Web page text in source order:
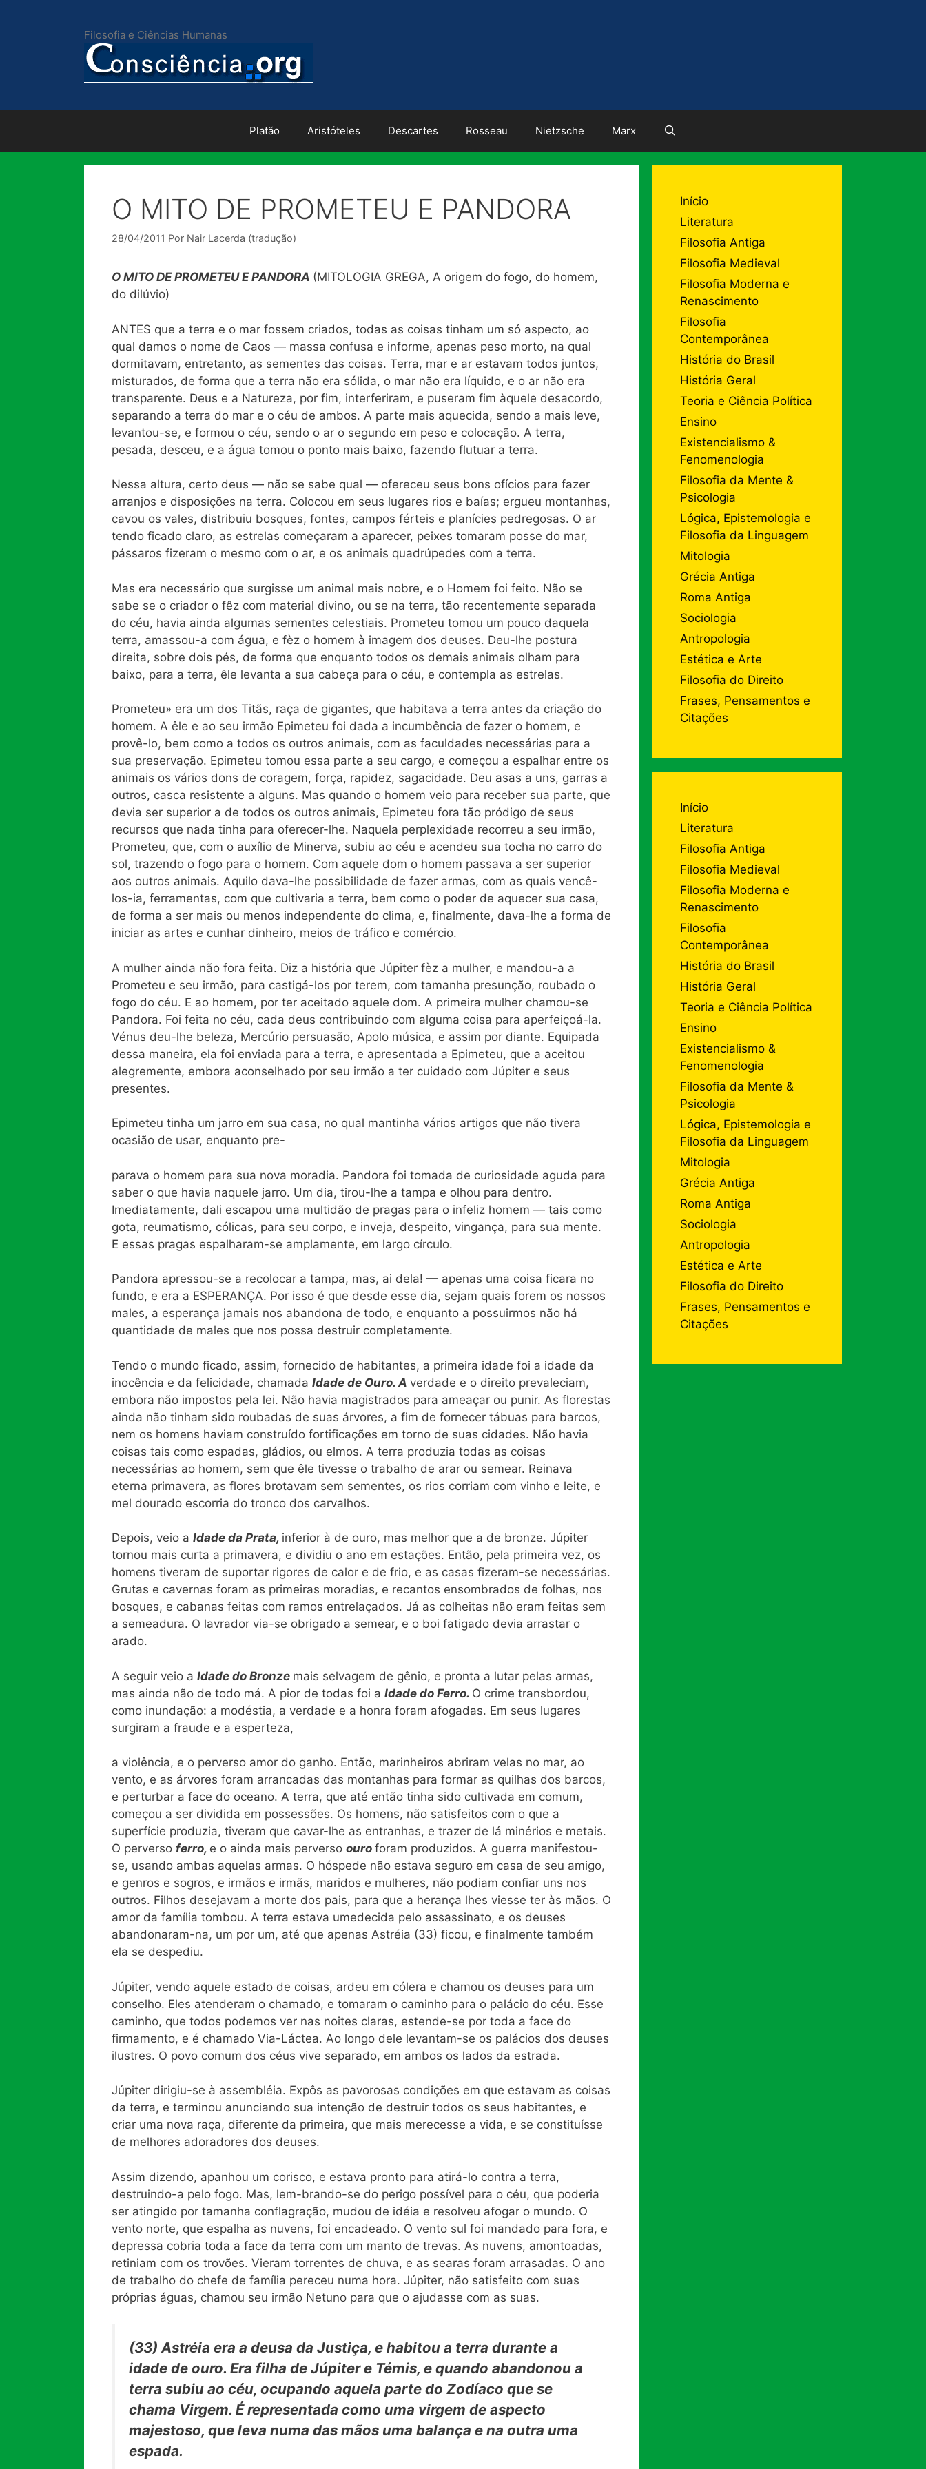
Filosofia e Ciências Humanas
Platão Aristóteles Descartes Rosseau Nietzsche Marx
O MITO DE PROMETEU E PANDORA
28/04/2011 Por Nair Lacerda (tradução)
O MITO DE PROMETEU E PANDORA (MITOLOGIA GREGA, A origem do fogo, do homem,
do dilúvio)
ANTES que a terra e o mar fossem criados, todas as coisas tinham um só aspecto, ao
qual damos o nome de Caos — massa confusa e informe, apenas peso morto, na qual
dormitavam, entretanto, as sementes das coisas. Terra, mar e ar estavam todos juntos,
misturados, de forma que a terra não era sólida, o mar não era líquido, e o ar não era
transparente. Deus e a Natureza, por fim, interferiram, e puseram fim àquele desacordo,
separando a terra do mar e o céu de ambos. A parte mais aquecida, sendo a mais leve,
levantou-se, e formou o céu, sendo o ar o segundo em peso e colocação. A terra,
pesada, desceu, e a água tomou o ponto mais baixo, fazendo flutuar a terra.
Nessa altura, certo deus — não se sabe qual — ofereceu seus bons ofícios para fazer
arranjos e disposições na terra. Colocou em seus lugares rios e baías; ergueu montanhas,
cavou os vales, distribuiu bosques, fontes, campos férteis e planícies pedregosas. O ar
tendo ficado claro, as estrelas começaram a aparecer, peixes tomaram posse do mar,
pássaros fizeram o mesmo com o ar, e os animais quadrúpedes com a terra.
Mas era necessário que surgisse um animal mais nobre, e o Homem foi feito. Não se
sabe se o criador o fêz com material divino, ou se na terra, tão recentemente separada
do céu, havia ainda algumas sementes celestiais. Prometeu tomou um pouco daquela
terra, amassou-a com água, e fèz o homem à imagem dos deuses. Deu-lhe postura
direita, sobre dois pés, de forma que enquanto todos os demais animais olham para
baixo, para a terra, êle levanta a sua cabeça para o céu, e contempla as estrelas.
Prometeu» era um dos Titãs, raça de gigantes, que habitava a terra antes da criação do
homem. A êle e ao seu irmão Epimeteu foi dada a incumbência de fazer o homem, e
provê-lo, bem como a todos os outros animais, com as faculdades necessárias para a
sua preservação. Epimeteu tomou essa parte a seu cargo, e começou a espalhar entre os
animais os vários dons de coragem, força, rapidez, sagacidade. Deu asas a uns, garras a
outros, casca resistente a alguns. Mas quando o homem veio para receber sua parte, que
devia ser superior a de todos os outros animais, Epimeteu fora tão pródigo de seus
recursos que nada tinha para oferecer-lhe. Naquela perplexidade recorreu a seu irmão,
Prometeu, que, com o auxílio de Minerva, subiu ao céu e acendeu sua tocha no carro do
sol, trazendo o fogo para o homem. Com aquele dom o homem passava a ser superior
aos outros animais. Aquilo dava-lhe possibilidade de fazer armas, com as quais vencê-
los-ia, ferramentas, com que cultivaria a terra, bem como o poder de aquecer sua casa,
de forma a ser mais ou menos independente do clima, e, finalmente, dava-lhe a forma de
iniciar as artes e cunhar dinheiro, meios de tráfico e comércio.
A mulher ainda não fora feita. Diz a história que Júpiter fèz a mulher, e mandou-a a
Prometeu e seu irmão, para castigá-los por terem, com tamanha presunção, roubado o
fogo do céu. E ao homem, por ter aceitado aquele dom. A primeira mulher chamou-se
Pandora. Foi feita no céu, cada deus contribuindo com alguma coisa para aperfeiçoá-la.
Vénus deu-lhe beleza, Mercúrio persuasão, Apolo música, e assim por diante. Equipada
dessa maneira, ela foi enviada para a terra, e apresentada a Epimeteu, que a aceitou
alegremente, embora aconselhado por seu irmão a ter cuidado com Júpiter e seus
presentes.
Epimeteu tinha um jarro em sua casa, no qual mantinha vários artigos que não tivera
ocasião de usar, enquanto pre-
parava o homem para sua nova moradia. Pandora foi tomada de curiosidade aguda para
saber o que havia naquele jarro. Um dia, tirou-lhe a tampa e olhou para dentro.
Imediatamente, dali escapou uma multidão de pragas para o infeliz homem — tais como
gota, reumatismo, cólicas, para seu corpo, e inveja, despeito, vingança, para sua mente.
E essas pragas espalharam-se amplamente, em largo círculo.
Pandora apressou-se a recolocar a tampa, mas, ai dela! — apenas uma coisa ficara no
fundo, e era a ESPERANÇA. Por isso é que desde esse dia, sejam quais forem os nossos
males, a esperança jamais nos abandona de todo, e enquanto a possuirmos não há
quantidade de males que nos possa destruir completamente.
Tendo o mundo ficado, assim, fornecido de habitantes, a primeira idade foi a idade da
inocência e da felicidade, chamada Idade de Ouro. A verdade e o direito prevaleciam,
embora não impostos pela lei. Não havia magistrados para ameaçar ou punir. As florestas
ainda não tinham sido roubadas de suas árvores, a fim de fornecer tábuas para barcos,
nem os homens haviam construído fortificações em torno de suas cidades. Não havia
coisas tais como espadas, gládios, ou elmos. A terra produzia todas as coisas
necessárias ao homem, sem que êle tivesse o trabalho de arar ou semear. Reinava
eterna primavera, as flores brotavam sem sementes, os rios corriam com vinho e leite, e
mel dourado escorria do tronco dos carvalhos.
Depois, veio a Idade da Prata, inferior à de ouro, mas melhor que a de bronze. Júpiter
tornou mais curta a primavera, e dividiu o ano em estações. Então, pela primeira vez, os
homens tiveram de suportar rigores de calor e de frio, e as casas fizeram-se necessárias.
Grutas e cavernas foram as primeiras moradias, e recantos ensombrados de folhas, nos
bosques, e cabanas feitas com ramos entrelaçados. Já as colheitas não eram feitas sem
a semeadura. O lavrador via-se obrigado a semear, e o boi fatigado devia arrastar o
arado.
A seguir veio a Idade do Bronze mais selvagem de gênio, e pronta a lutar pelas armas,
mas ainda não de todo má. A pior de todas foi a Idade do Ferro. O crime transbordou,
como inundação: a modéstia, a verdade e a honra foram afogadas. Em seus lugares
surgiram a fraude e a esperteza,
a violência, e o perverso amor do ganho. Então, marinheiros abriram velas no mar, ao
vento, e as árvores foram arrancadas das montanhas para formar as quilhas dos barcos,
e perturbar a face do oceano. A terra, que até então tinha sido cultivada em comum,
começou a ser dividida em possessões. Os homens, não satisfeitos com o que a
superfície produzia, tiveram que cavar-lhe as entranhas, e trazer de lá minérios e metais.
O perverso ferro, e o ainda mais perverso ouro foram produzidos. A guerra manifestou-
se, usando ambas aquelas armas. O hóspede não estava seguro em casa de seu amigo,
e genros e sogros, e irmãos e irmãs, maridos e mulheres, não podiam confiar uns nos
outros. Filhos desejavam a morte dos pais, para que a herança lhes viesse ter às mãos. O
amor da família tombou. A terra estava umedecida pelo assassinato, e os deuses
abandonaram-na, um por um, até que apenas Astréia (33) ficou, e finalmente também
ela se despediu.
Júpiter, vendo aquele estado de coisas, ardeu em cólera e chamou os deuses para um
conselho. Eles atenderam o chamado, e tomaram o caminho para o palácio do céu. Esse
caminho, que todos podemos ver nas noites claras, estende-se por toda a face do
firmamento, e é chamado Via-Láctea. Ao longo dele levantam-se os palácios dos deuses
ilustres. O povo comum dos céus vive separado, em ambos os lados da estrada.
Júpiter dirigiu-se à assembléia. Expôs as pavorosas condições em que estavam as coisas
da terra, e terminou anunciando sua intenção de destruir todos os seus habitantes, e
criar uma nova raça, diferente da primeira, que mais merecesse a vida, e se constituísse
de melhores adoradores dos deuses.
Assim dizendo, apanhou um corisco, e estava pronto para atirá-lo contra a terra,
destruindo-a pelo fogo. Mas, lem-brando-se do perigo possível para o céu, que poderia
ser atingido por tamanha conflagração, mudou de idéia e resolveu afogar o mundo. O
vento norte, que espalha as nuvens, foi encadeado. O vento sul foi mandado para fora, e
depressa cobria toda a face da terra com um manto de trevas. As nuvens, amontoadas,
retiniam com os trovões. Vieram torrentes de chuva, e as searas foram arrasadas. O ano
de trabalho do chefe de família pereceu numa hora. Júpiter, não satisfeito com suas
próprias águas, chamou seu irmão Netuno para que o ajudasse com as suas.
(33)Astréia era a deusa da Justiça, e habitou a terra durante a
idade de ouro. Era filha de Júpiter e Témis, e quando abandonou a
terra subiu ao céu, ocupando aquela parte do Zodíaco que se
chama Virgem. É representada como uma virgem de aspecto
majestoso, que leva numa das mãos uma balança e na outra uma
espada.
Início
Literatura
Filosofia Antiga
Filosofia Medieval
Filosofia Moderna e
Renascimento
Filosofia
Contemporânea
História do Brasil
História Geral
Teoria e Ciência Política
Ensino
Existencialismo &
Fenomenologia
Filosofia da Mente &
Psicologia
Lógica, Epistemologia e
Filosofia da Linguagem
Mitologia
Grécia Antiga
Roma Antiga
Sociologia
Antropologia
Estética e Arte
Filosofia do Direito
Frases, Pensamentos e
Citações
Início
Literatura
Filosofia Antiga
Filosofia Medieval
Filosofia Moderna e
Renascimento
Filosofia
Contemporânea
História do Brasil
História Geral
Teoria e Ciência Política
Ensino
Existencialismo &
Fenomenologia
Filosofia da Mente &
Psicologia
Lógica, Epistemologia e
Filosofia da Linguagem
Mitologia
Grécia Antiga
Roma Antiga
Sociologia
Antropologia
Estética e Arte
Filosofia do Direito
Frases, Pensamentos e
Citações